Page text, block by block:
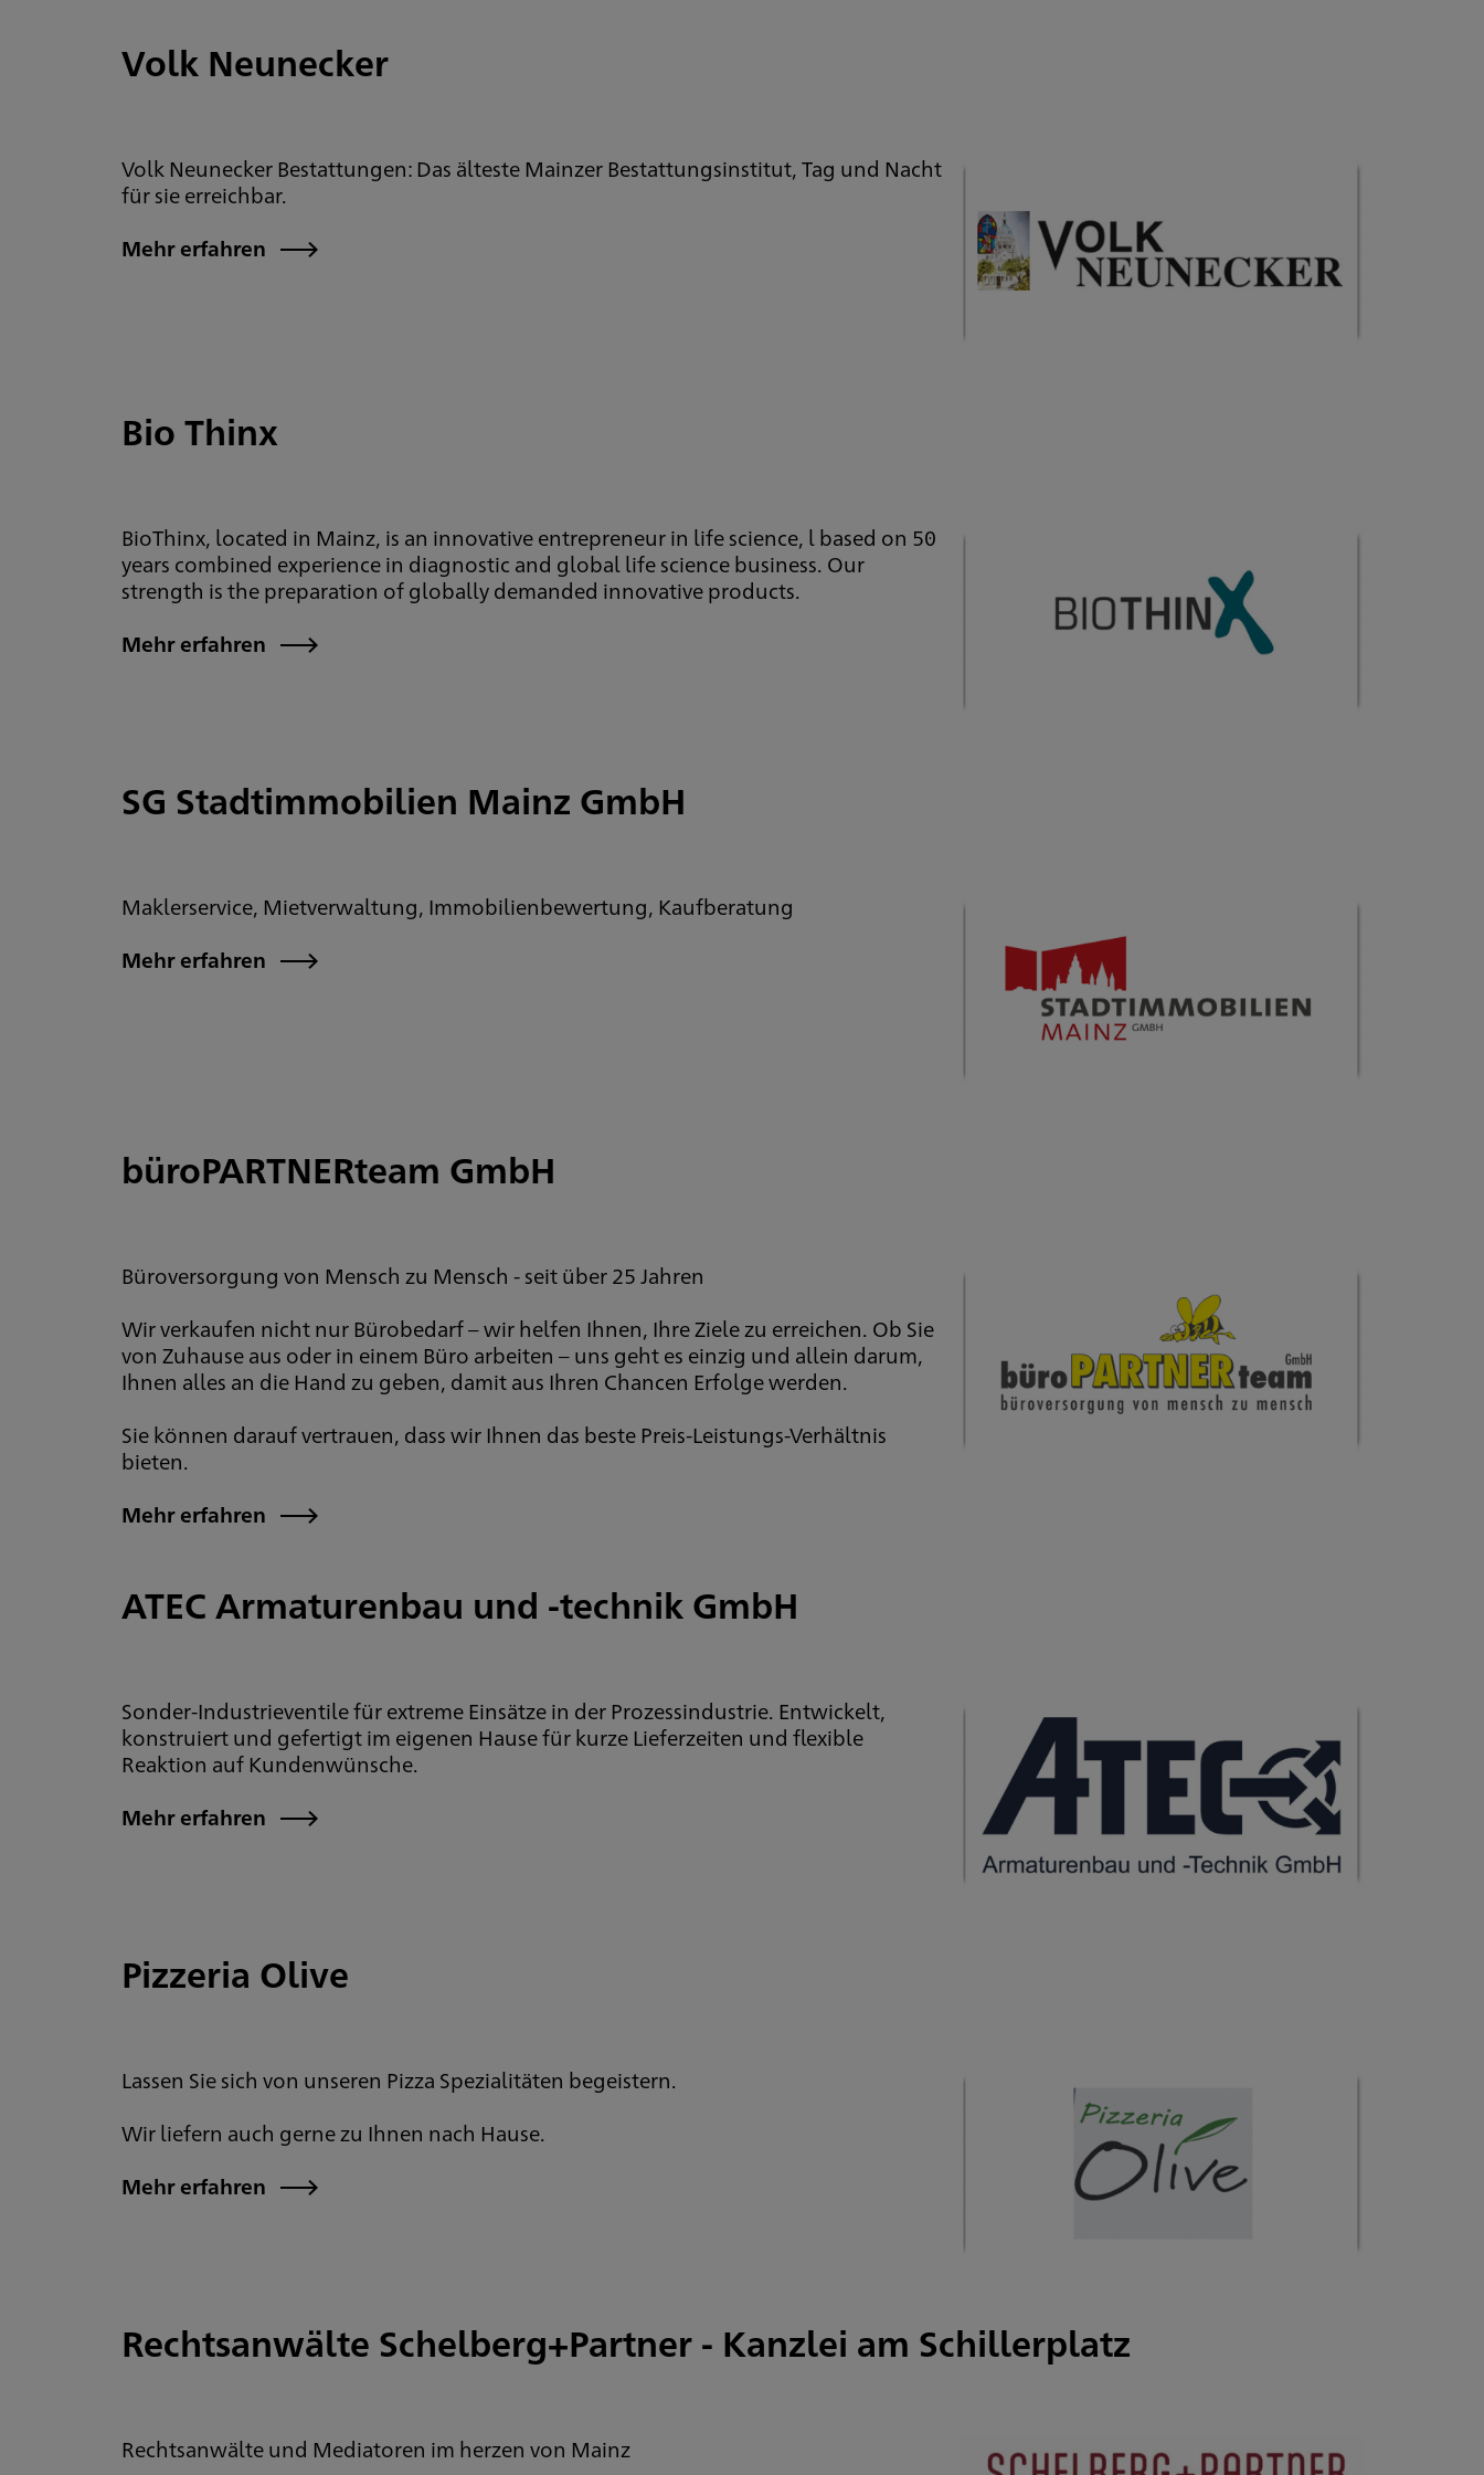
Volk Neunecker
Volk Neunecker Bestattungen: Das älteste Mainzer Bestattungsinstitut, Tag und Nacht
für sie erreichbar.
Mehr erfahren
Bio Thinx
BioThinx, located in Mainz, is an innovative entrepreneur in life science, l based on 50
years combined experience in diagnostic and global life science business. Our
strength is the preparation of globally demanded innovative products.
Mehr erfahren
SG Stadtimmobilien Mainz GmbH
Maklerservice, Mietverwaltung, Immobilienbewertung, Kaufberatung
Mehr erfahren
büroPARTNERteam GmbH
Büroversorgung von Mensch zu Mensch - seit über 25 Jahren
Wir verkaufen nicht nur Bürobedarf – wir helfen Ihnen, Ihre Ziele zu erreichen. Ob Sie
von Zuhause aus oder in einem Büro arbeiten – uns geht es einzig und allein darum,
Ihnen alles an die Hand zu geben, damit aus Ihren Chancen Erfolge werden.
Sie können darauf vertrauen, dass wir Ihnen das beste Preis-Leistungs-Verhältnis
bieten.
Mehr erfahren
ATEC Armaturenbau und -technik GmbH
Sonder-Industrieventile für extreme Einsätze in der Prozessindustrie. Entwickelt,
konstruiert und gefertigt im eigenen Hause für kurze Lieferzeiten und flexible
Reaktion auf Kundenwünsche.
Mehr erfahren
Pizzeria Olive
Lassen Sie sich von unseren Pizza Spezialitäten begeistern.
Wir liefern auch gerne zu Ihnen nach Hause.
Mehr erfahren
Rechtsanwälte Schelberg+Partner - Kanzlei am Schillerplatz
Rechtsanwälte und Mediatoren im herzen von Mainz